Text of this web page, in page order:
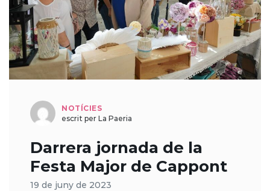
NOTÍCIES
escrit per La Paeria
Darrera jornada de la
Festa Major de Cappont
19 de juny de 2023